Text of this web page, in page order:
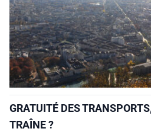
GRATUITÉ DES
TRAÎNE ?